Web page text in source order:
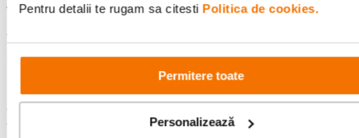
Pentru detalii te rugam sa citesti Politica de cookies.
Permitere toate
Personalizează
V-a fost de ajutor aceasta recenzie? 4
1
Geanta foto Sony LCS-SC8
constructie solida si un aspect placut in acelasi timp. Sub capac, geanta